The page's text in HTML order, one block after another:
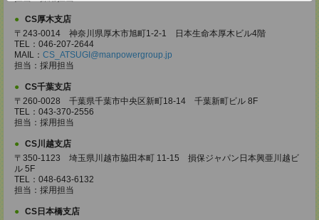
CS厚木支店
〒243-0014 神奈川県厚木市旭町1-2-1 日本生命本厚木ビル4階
TEL：046-207-2644
MAIL： CS_ATSUGI@manpowergroup.jp
担当：採用担当
CS千葉支店
〒260-0028 千葉県千葉市中央区新町18-14 千葉新町ビル 8F
TEL：043-370-2556
担当：採用担当
CS川越支店
〒350-1123 埼玉県川越市脇田本町 11-15 損保ジャパン日本興亜川越ビ
ル 5F
TEL：048-643-6132
担当：採用担当
CS日本橋支店